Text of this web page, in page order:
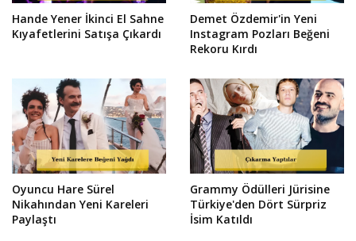
Hande Yener İkinci El Sahne
Kıyafetlerini Satışa Çıkardı
Demet Özdemir'in Yeni
Instagram Pozları Beğeni
Rekoru Kırdı
Oyuncu Hare Sürel
Nikahından Yeni Kareleri
Paylaştı
Grammy Ödülleri Jürisine
Türkiye'den Dört Sürpriz
İsim Katıldı